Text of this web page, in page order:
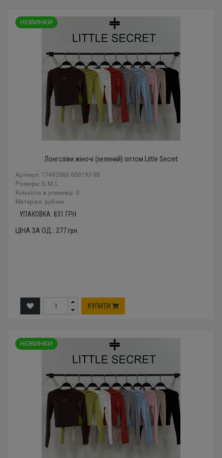
Лонгсліви жіночі (зелений) оптом Little Secret
Артикул: 17493580 600193-98
Розміри: S, M, L
Кількість в упаковці: 3
Mатеріал: рубчик
УПАКОВКА: 831 ГРН.
ЦІНА ЗА ОД.: 277грн.
КУПИТИ